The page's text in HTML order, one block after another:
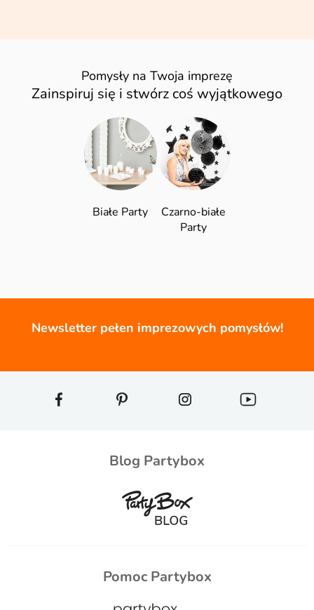
Pomysły na Twoja imprezę
Zainspiruj się i stwórz coś wyjątkowego
Białe Party
Czarno-białe
Party
Newsletter pełen imprezowych pomysłów!
Blog Partybox
Pomoc Partybox